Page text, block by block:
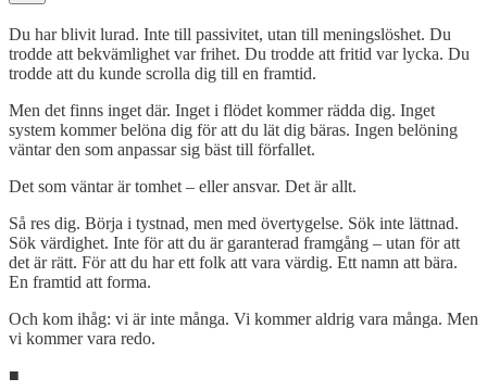
Du har blivit lurad. Inte till passivitet, utan till meningslöshet. Du
trodde att bekvämlighet var frihet. Du trodde att fritid var lycka. Du
trodde att du kunde scrolla dig till en framtid.
Men det finns inget där. Inget i flödet kommer rädda dig. Inget
system kommer belöna dig för att du lät dig bäras. Ingen belöning
väntar den som anpassar sig bäst till förfallet.
Det som väntar är tomhet – eller ansvar. Det är allt.
Så res dig. Börja i tystnad, men med övertygelse. Sök inte lättnad.
Sök värdighet. Inte för att du är garanterad framgång – utan för att
det är rätt. För att du har ett folk att vara värdig. Ett namn att bära.
En framtid att forma.
Och kom ihåg: vi är inte många. Vi kommer aldrig vara många. Men
vi kommer vara redo.
■